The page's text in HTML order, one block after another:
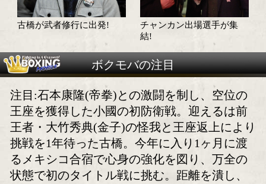
小國「しんどくなりそう」 片桐&古橋、同門対